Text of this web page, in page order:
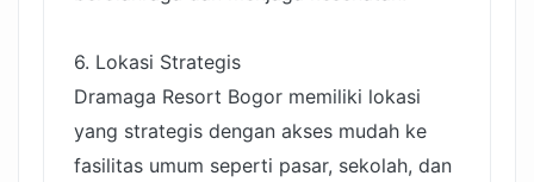
6. Lokasi Strategis
Dramaga Resort Bogor memiliki lokasi
yang strategis dengan akses mudah ke
fasilitas umum seperti pasar, sekolah, dan